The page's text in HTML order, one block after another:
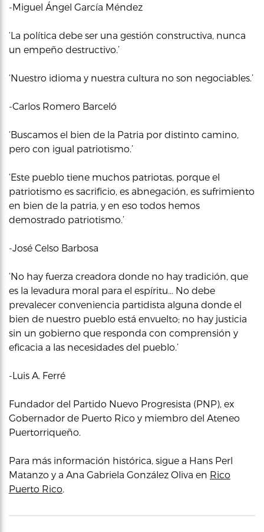
-Miguel Ángel García Méndez
‘La política debe ser una gestión constructiva, nunca
un empeño destructivo.’
‘Nuestro idioma y nuestra cultura no son negociables.’
-Carlos Romero Barceló
‘Buscamos el bien de la Patria por distinto camino,
pero con igual patriotismo.’
‘Este pueblo tiene muchos patriotas, porque el
patriotismo es sacrificio, es abnegación, es sufrimiento
en bien de la patria, y en eso todos hemos
demostrado patriotismo.’
-José Celso Barbosa
‘No hay fuerza creadora donde no hay tradición, que
es la levadura moral para el espíritu… No debe
prevalecer conveniencia partidista alguna donde el
bien de nuestro pueblo está envuelto; no hay justicia
sin un gobierno que responda con comprensión y
eficacia a las necesidades del pueblo.’
-Luis A. Ferré
Fundador del Partido Nuevo Progresista (PNP), ex
Gobernador de Puerto Rico y miembro del Ateneo
Puertorriqueño.
Para más información histórica, sigue a Hans Perl
Matanzo y a Ana Gabriela González Oliva en Rico
Puerto Rico